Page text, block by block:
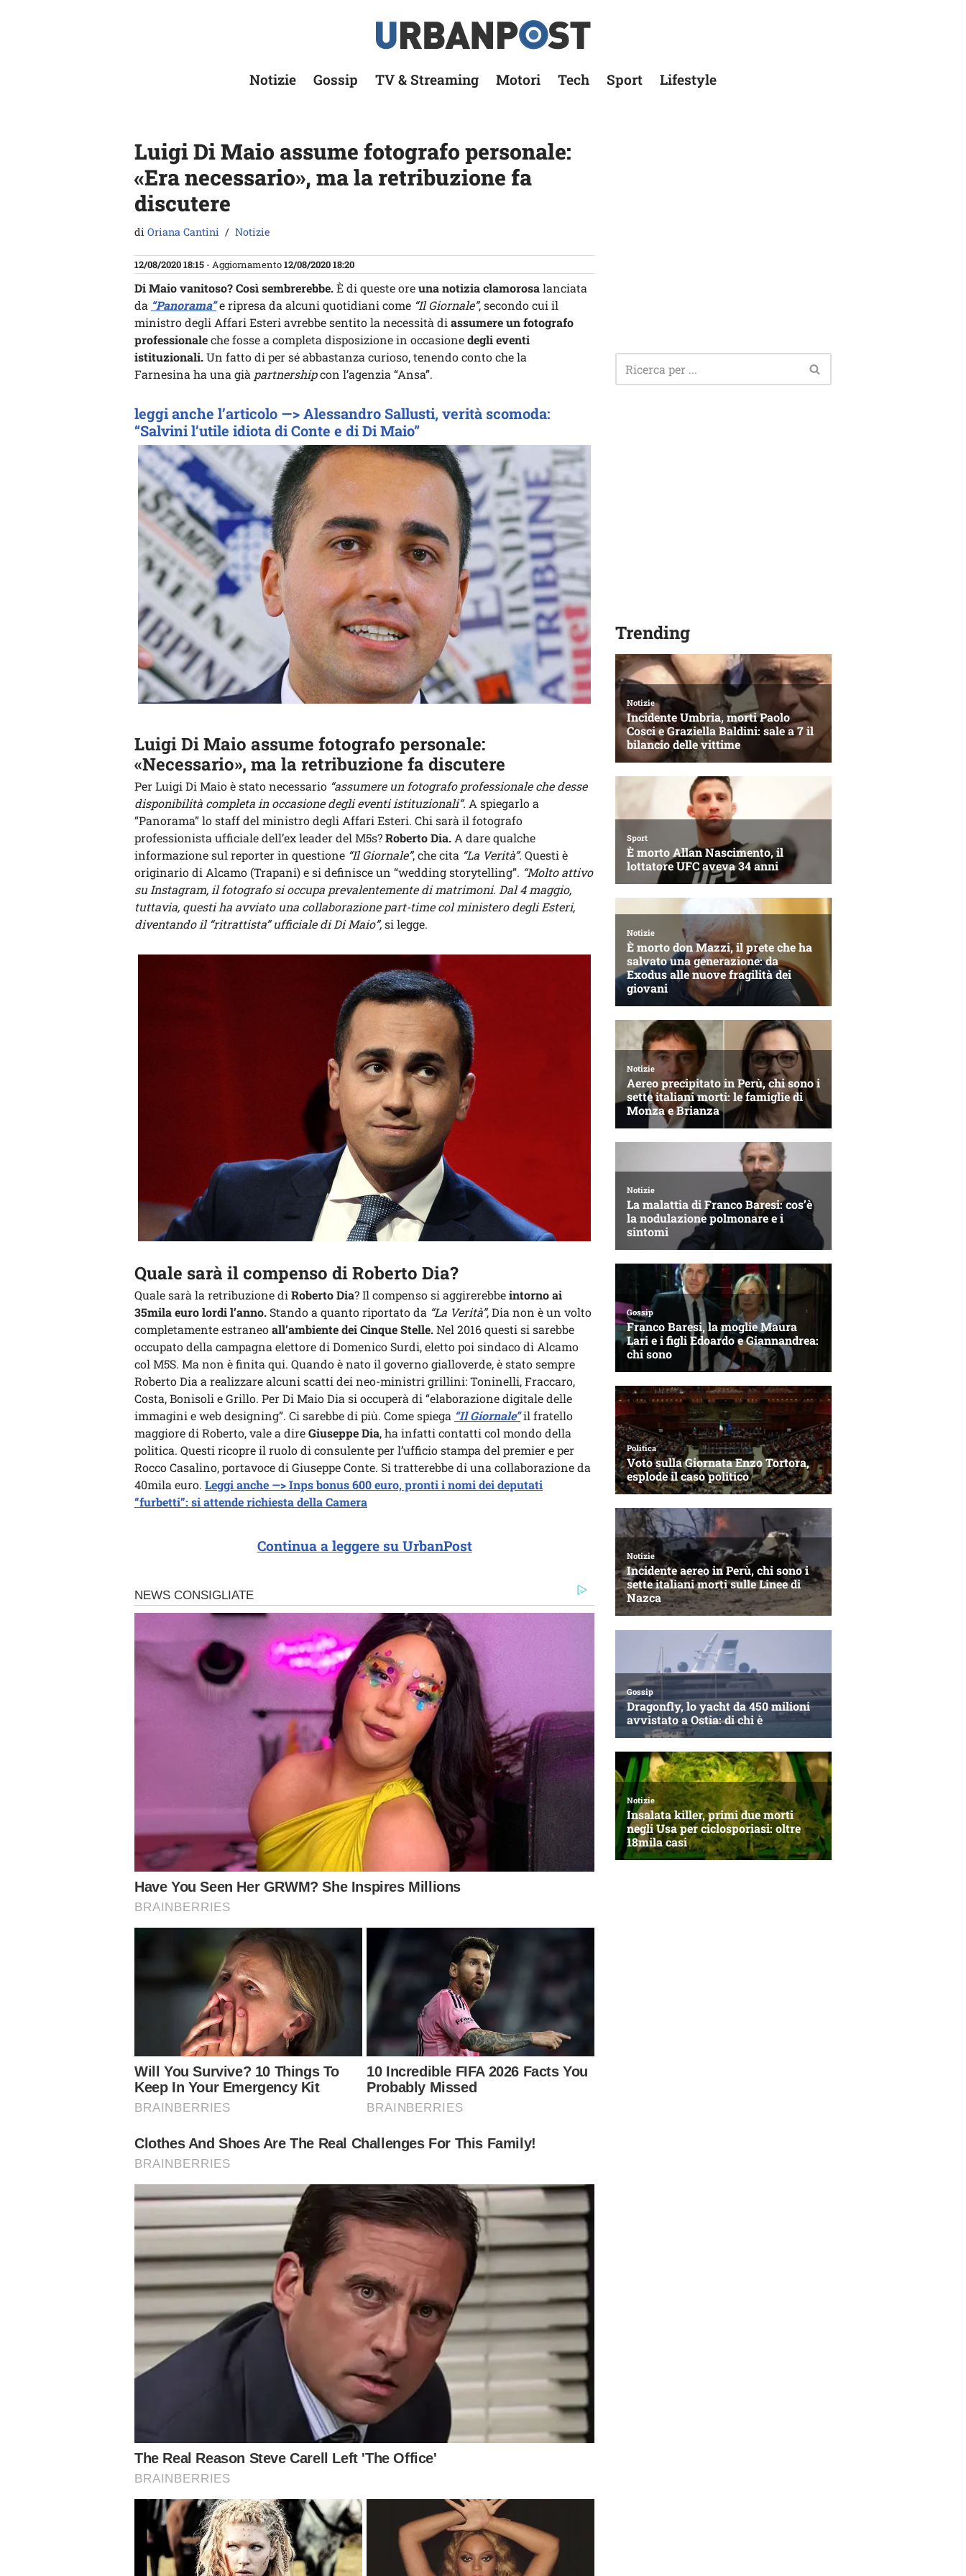
Notizie Gossip TV & Streaming Motori Tech Sport Lifestyle
Luigi Di Maio assume fotografo personale:
«Era necessario», ma la retribuzione fa
discutere
di Oriana Cantini Notizie
12/08/2020 18:15 - Aggiornamento12/08/2020 18:20
Di Maio vanitoso? Così sembrerebbe.È di queste oreuna notizia clamorosalanciata
da “Panorama”e ripresa da alcuni quotidiani come “Il Giornale”, secondo cui il
ministro degli Affari Esteri avrebbe sentito la necessità di assumere un fotografo
professionaleche fosse a completa disposizione in occasionedegli eventi
istituzionali.Un fatto di per sé abbastanza curioso, tenendo conto che la
Farnesina ha una già partnershipcon l’agenzia “Ansa”.
leggi anche l’articolo —> Alessandro Sallusti, verità scomoda:
“Salvini l’utile idiota di Conte e di Di Maio”
Luigi Di Maio assume fotografo personale:
«Necessario», ma la retribuzione fa discutere
Per Luigi Di Maio è stato necessario “assumere un fotografo professionale che desse
disponibilità completa in occasione degli eventi istituzionali”. A spiegarlo a
“Panorama” lo staff del ministro degli Affari Esteri. Chi sarà il fotografo
professionista ufficiale dell’ex leader del M5s?Roberto Dia. A dare qualche
informazione sul reporter in questione “Il Giornale”, che cita “La Verità”. Questi è
originario di Alcamo (Trapani) e si definisce un “wedding storytelling”. “Molto attivo
su Instagram, il fotografo si occupa prevalentemente di matrimoni. Dal 4 maggio,
tuttavia, questi ha avviato una collaborazione part-time col ministero degli Esteri,
diventando il “ritrattista” ufficiale di Di Maio”,si legge.
Quale sarà il compenso di Roberto Dia?
Quale sarà la retribuzione di Roberto Dia? Il compenso si aggirerebbeintorno ai
35mila euro lordi l’anno. Stando a quanto riportato da “La Verità”, Dia non è un volto
completamente estraneoall’ambiente dei Cinque Stelle.Nel 2016 questi si sarebbe
occupato della campagna elettore di Domenico Surdi, eletto poi sindaco di Alcamo
col M5S. Ma non è finita qui. Quando è nato il governo gialloverde, è stato sempre
Roberto Dia a realizzare alcuni scatti dei neo-ministri grillini: Toninelli, Fraccaro,
Costa, Bonisoli e Grillo. Per Di Maio Dia si occuperà di “elaborazione digitale delle
immagini e web designing”. Ci sarebbe di più. Come spiega “Il Giornale”il fratello
maggiore di Roberto, vale a direGiuseppe Dia, ha infatti contatti col mondo della
politica. Questi ricopre il ruolo di consulente per l’ufficio stampa del premier e per
Rocco Casalino, portavoce di Giuseppe Conte. Si tratterebbe di una collaborazione da
40mila euro. Leggi anche —> Inps bonus 600 euro, pronti i nomi dei deputati
“furbetti”: si attende richiesta della Camera
Continua a leggere su UrbanPost
Trending